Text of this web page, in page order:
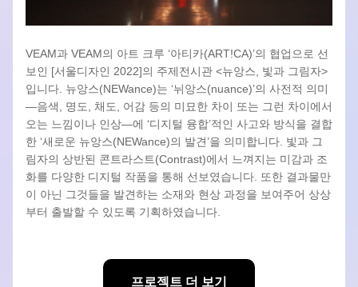
VEAM과 VEAM의 아트 크루 ‘아티카(ART!CA)’의 협업으로 선
보인 [서울디자인 2022]의 주제전시관 <뉴앙스, 빛과 그림자>
입니다. 뉴앙스(NEWance)는 ‘뉘앙스(nuance)’의 사전적 의미
―음색, 명도, 채도, 어감 등의 미묘한 차이 또는 그런 차이에서
오는 느낌이나 인상―에 ‘디지털 융합’적인 사고와 방식을 결합
한 ‘새로운 뉴앙스(NEWance)의 발견’을 의미합니다. 빛과 그
림자의 상반된 콘트라스트(Contrast)에서 느껴지는 미감과 조
화를 다양한 디지털 작품을 통해 선보였습니다. 또한 결과물만
이 아닌 그것들을 발견하는 소재와 현상 과정을 보여주어 상상
부터 출발할 수 있도록 기획하였습니다.
프로젝트 더 보기